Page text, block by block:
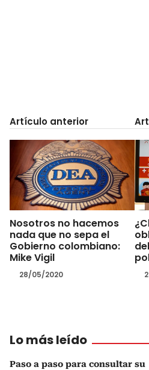
Artículo anterior
Nosotros no hacemos
nada que no sepa el
Gobierno colombiano:
Mike Vigil
28/05/2020
Lo más leído
Paso a paso para consultar su